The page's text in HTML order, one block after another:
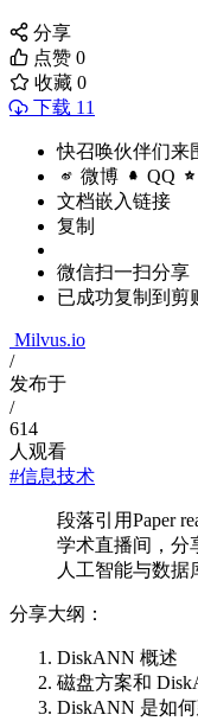
分享
点赞 0
收藏 0
下载 11
快召唤伙伴们来
微博 QQ
文档嵌入链接
复制
微信扫一扫分享
已成功复制到剪
Milvus.io
/
发布于
/
614
人观看
#信息技术
段落引用Paper
学术直播间，分
人工智能与数据
分享大纲：
DiskANN 概述
磁盘方案和
DiskANN 是如